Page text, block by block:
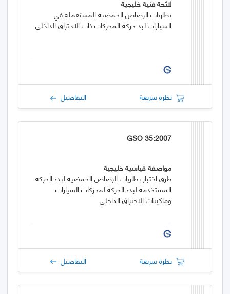
لائحة فنية خليجية
بطاريات الرصاص الحمضية المستعملة في
السيارات لبد حركة المحركات ذات الاحتراق الداخلي
نظرة سريعة التفاصيل
GSO 35:2007
مواصفة قياسية خليجية
طرق اختبار بطاريات الرصاص الحمضية لبدء الحركة
المستخدمة لبدء الحركة لمحركات السيارات
وماكينات الاحتراق الداخلي
نظرة سريعة التفاصيل